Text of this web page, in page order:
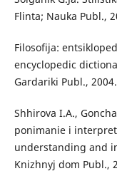
Flinta; Nauka Publ.,
Filosofija:
encyclopedic
Gardariki Publ.,
Shhirova I.A.,
ponimanie i
understanding and
Knizhnyj dom Publ.,